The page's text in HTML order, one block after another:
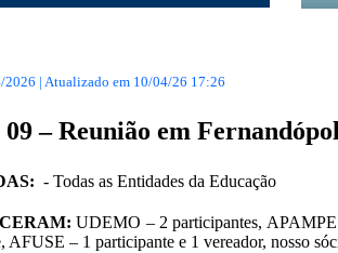
| Atualizado em 10/04/26 17:26
– Reunião em
- Todas as Entidades da Educação
UDEMO – 2 participantes,
AFUSE – 1 participante e 1 vereador, nosso